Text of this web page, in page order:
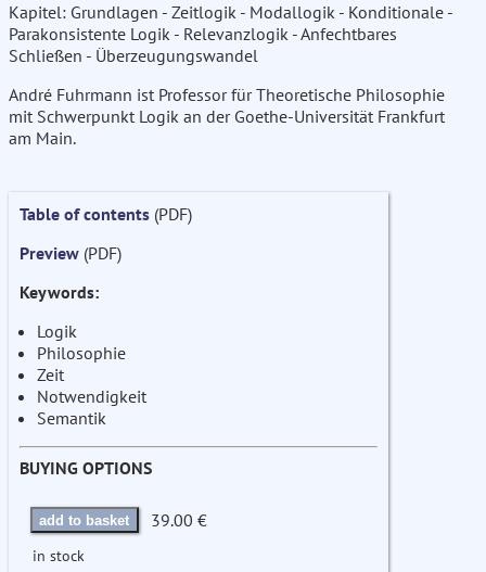
Kapitel: Grundlagen - Zeitlogik - Modallogik - Konditionale -
Parakonsistente Logik - Relevanzlogik - Anfechtbares
Schließen - Überzeugungswandel
André Fuhrmann ist Professor für Theoretische Philosophie
mit Schwerpunkt Logik an der Goethe-Universität Frankfurt
am Main.
Table of contents (PDF)
Preview (PDF)
Keywords:
Logik
Philosophie
Zeit
Notwendigkeit
Semantik
BUYING OPTIONS
add to basket 39.00 €
in stock